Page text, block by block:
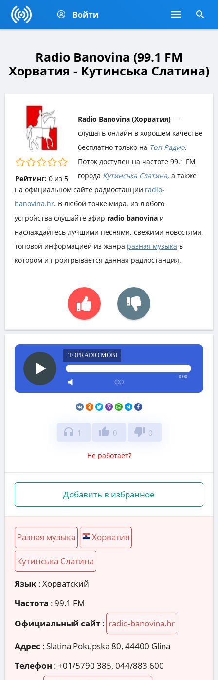
Войти
Radio Banovina (99.1 FM
Хорватия - Кутинська Слатина)
Рейтинг: 0из 5
Radio Banovina (Хорватия) —
слушать онлайн в хорошем качестве
бесплатно только на Топ Радио.
Поток доступен на частоте 99.1 FM
города Кутинська Слатина, а также
на официальном сайте радиостанции radio-
banovina.hr. В любой точке мира, из любого
устройства слушайте эфир radio banovina и
наслаждайтесь лучшими песнями, свежими новостями,
топовой информацией из жанра разная музыка в
котором и проигрывается данная радиостанция.
TOPRADIO.MOBI
0:00
headphones 1 thumb_up 0 thumb_down 0
Не работает?
Добавить в избранное
Разная музыка Хорватия
Кутинська Слатина
Язык : Хорватский
Частота : 99.1 FM
Официальный сайт : radio-banovina.hr
Адрес :Slatina Pokupska 80, 44400 Glina
Телефон :+01/5790 385, 044/883 600